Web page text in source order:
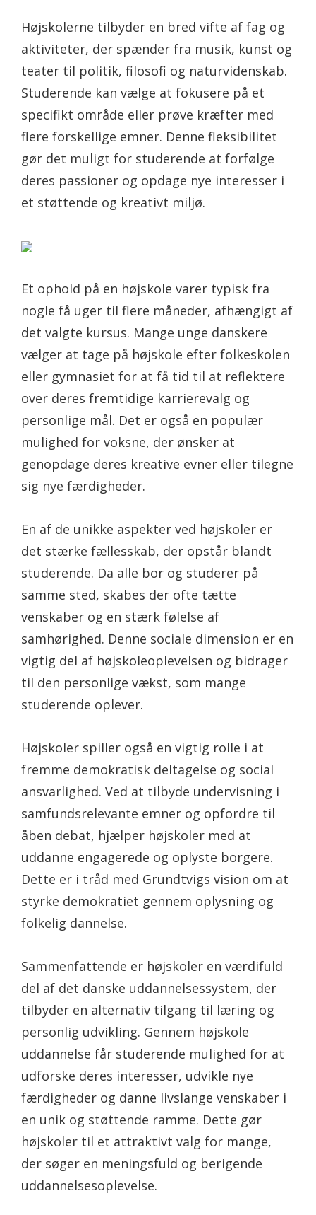
Højskolerne tilbyder en bred vifte af fag og
aktiviteter, der spænder fra musik, kunst og
teater til politik, filosofi og naturvidenskab.
Studerende kan vælge at fokusere på et
specifikt område eller prøve kræfter med
flere forskellige emner. Denne fleksibilitet
gør det muligt for studerende at forfølge
deres passioner og opdage nye interesser i
et støttende og kreativt miljø.
Et ophold på en højskole varer typisk fra
nogle få uger til flere måneder, afhængigt af
det valgte kursus. Mange unge danskere
vælger at tage på højskole efter folkeskolen
eller gymnasiet for at få tid til at reflektere
over deres fremtidige karrierevalg og
personlige mål. Det er også en populær
mulighed for voksne, der ønsker at
genopdage deres kreative evner eller tilegne
sig nye færdigheder.
En af de unikke aspekter ved højskoler er
det stærke fællesskab, der opstår blandt
studerende. Da alle bor og studerer på
samme sted, skabes der ofte tætte
venskaber og en stærk følelse af
samhørighed. Denne sociale dimension er en
vigtig del af højskoleoplevelsen og bidrager
til den personlige vækst, som mange
studerende oplever.
Højskoler spiller også en vigtig rolle i at
fremme demokratisk deltagelse og social
ansvarlighed. Ved at tilbyde undervisning i
samfundsrelevante emner og opfordre til
åben debat, hjælper højskoler med at
uddanne engagerede og oplyste borgere.
Dette er i tråd med Grundtvigs vision om at
styrke demokratiet gennem oplysning og
folkelig dannelse.
Sammenfattende er højskoler en værdifuld
del af det danske uddannelsessystem, der
tilbyder en alternativ tilgang til læring og
personlig udvikling. Gennem højskole
uddannelse får studerende mulighed for at
udforske deres interesser, udvikle nye
færdigheder og danne livslange venskaber i
en unik og støttende ramme. Dette gør
højskoler til et attraktivt valg for mange,
der søger en meningsfuld og berigende
uddannelsesoplevelse.